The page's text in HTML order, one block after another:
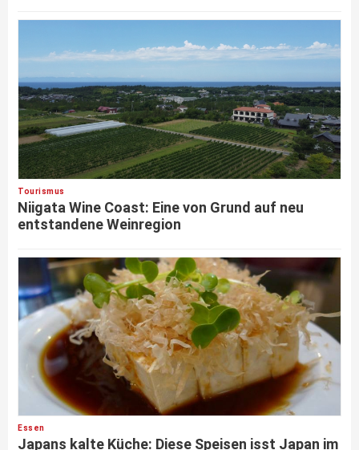
Tourismus
Niigata Wine Coast: Eine von Grund auf neu
entstandene Weinregion
Essen
Japans kalte Küche: Diese Speisen isst Japan im